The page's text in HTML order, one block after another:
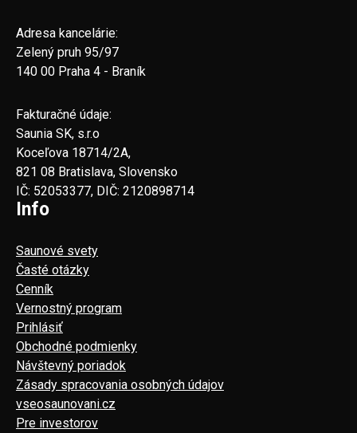
Adresa kancelárie:
Zelený pruh 95/97
140 00 Praha 4 - Braník
Fakturačné údaje:
Saunia SK, s.r.o
Koceľova 18714/2A,
821 08 Bratislava, Slovensko
IČ: 52053377, DIČ: 2120898714
Info
Saunové svety
Časté otázky
Cenník
Vernostný program
Prihlásiť
Obchodné podmienky
Návštevný poriadok
Zásady spracovania osobných údajov
vseosaunovani.cz
Pre investorov